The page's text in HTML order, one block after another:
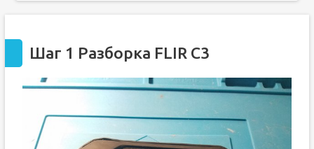
Шаг 1 Разборка FLIR C3